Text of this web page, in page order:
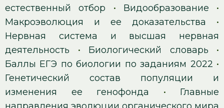
естественный отбор • Видообразование •
Макроэволюция и ее доказательства •
Нервная система и высшая нервная
деятельность • Биологический словарь •
Баллы ЕГЭ по биологии по заданиям 2022 •
Генетический состав популяции и
изменения ее генофонда • Главные